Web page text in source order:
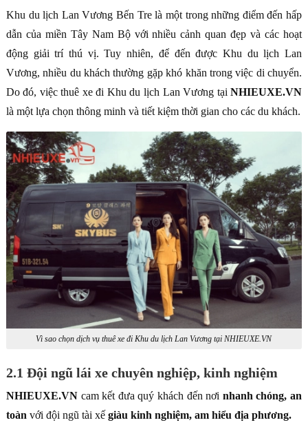
Khu du lịch Lan Vương Bến Tre là một trong những điểm đến hấp
dẫn của miền Tây Nam Bộ với nhiều cảnh quan đẹp và các hoạt
động giải trí thú vị. Tuy nhiên, để đến được Khu du lịch Lan
Vương, nhiều du khách thường gặp khó khăn trong việc di chuyển.
Do đó, việc thuê xe đi Khu du lịch Lan Vương tạiNHIEUXE.VN
là một lựa chọn thông minh và tiết kiệm thời gian cho các du khách.
Vì sao chọn dịch vụ thuê xe đi Khu du lịch Lan Vương tại NHIEUXE.VN
2.1 Đội ngũ lái xe chuyên nghiệp, kinh nghiệm
NHIEUXE.VNcam kết đưa quý khách đến nơi nhanh chóng, an
toàn với đội ngũ tài xế giàu kinh nghiệm, am hiểu địa phương.